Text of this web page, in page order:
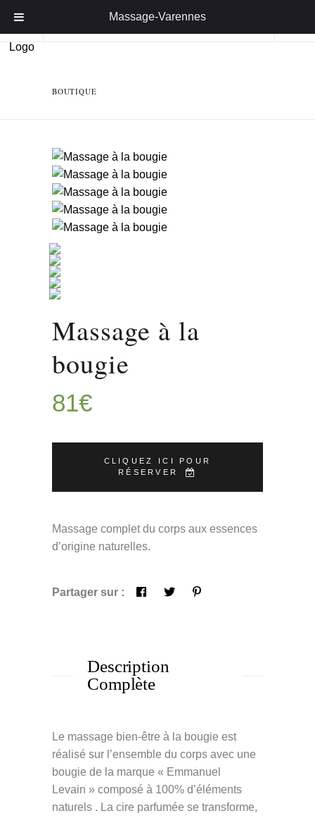
BOUTIQUE
Massage à la
bougie
81€
CLIQUEZ ICI POUR
RÉSERVER
Massage complet du corps aux essences
d’origine naturelles.
Partager sur :
Description
Complète
Le massage bien-être à la bougie est
réalisé sur l’ensemble du corps avec une
bougie de la marque « Emmanuel
Levain » composé à 100% d’éléments
naturels . La cire parfumée se transforme,
Massage-Varennes